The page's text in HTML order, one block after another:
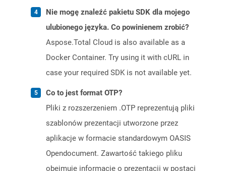
Nie mogę znaleźć pakietu SDK dla mojego
ulubionego języka. Co powinienem zrobić?
Aspose.Total Cloud is also available as a
Docker Container. Try using it with cURL in
case your required SDK is not available yet.
Co to jest format OTP?
Pliki z rozszerzeniem .OTP reprezentują pliki
szablonów prezentacji utworzone przez
aplikacje w formacie standardowym OASIS
Opendocument. Zawartość takiego pliku
obejmuje informacje o prezentacji w postaci